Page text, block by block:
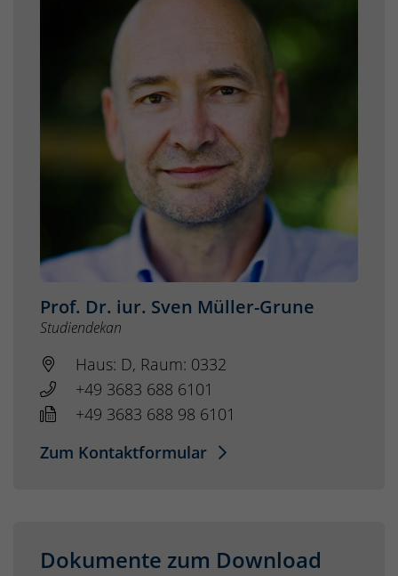
Prof. Dr. iur. Sven Müller-Grune
Studiendekan
Haus: D, Raum: 0332
+49 3683 688 6101
+49 3683 688 98 6101
Zum Kontaktformular
Dokumente zum Download